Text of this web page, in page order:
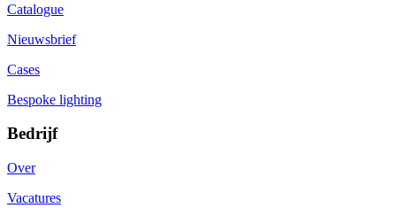
Catalogue
Nieuwsbrief
Cases
Bespoke lighting
Bedrijf
Over
Vacatures